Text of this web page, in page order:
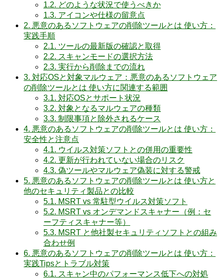
1.2. どのような状況で使うべきか
1.3. アイコンや仕様の留意点
2. 悪意のあるソフトウェアの削除ツールとは 使い方：
実践手順
2.1. ツールの最新版の確認と取得
2.2. スキャンモードの選択方法
2.3. 実行から削除までの流れ
3. 対応OSと対象マルウェア：悪意のあるソフトウェア
の削除ツールとは 使い方に関連する範囲
3.1. 対応OSとサポート状況
3.2. 対象となるマルウェアの種類
3.3. 制限事項と除外されるケース
4. 悪意のあるソフトウェアの削除ツールとは 使い方：
安全性と注意点
4.1. ウイルス対策ソフトとの併用の重要性
4.2. 更新が行われていない場合のリスク
4.3. 偽ツールやマルウェア偽装に対する警戒
5. 悪意のあるソフトウェアの削除ツールとは 使い方と
他のセキュリティ製品との比較
5.1. MSRT vs 常駐型ウイルス対策ソフト
5.2. MSRT vs オンデマンドスキャナー（例：セ
ーフティスキャナー等）
5.3. MSRT と他社製セキュリティソフトとの組み
合わせ例
6. 悪意のあるソフトウェアの削除ツールとは 使い方：
実践Tipsとトラブル対策
6.1. スキャン中のパフォーマンス低下への対処